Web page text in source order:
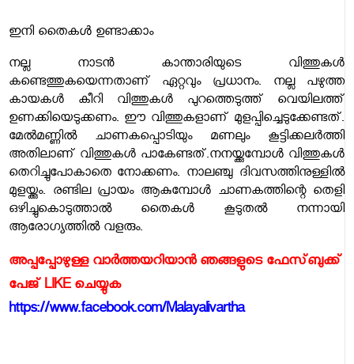
ഇനി തൈകൾ ഉണ്ടാക്കാം
നല്ല നാടന്‍ കാന്താരിയുടെ വിത്തുകള്‍
കണ്ടെത്തുകയെന്നതാണ് ഏറ്റവും പ്രധാനം. നല്ല പഴുത്ത
കായകള്‍ കീറി വിത്തുകള്‍ പുറത്തെടുത്ത് വെയിലത്ത്
ഉണക്കിയെടുക്കണം. ഈ വിത്തുകളാണ് മുളപ്പിച്ചെടുക്കേണ്ടത്.
മേൽമണ്ണിൽ ചാണകപ്പൊടിയും മണലും കൂട്ടിക്കലര്‍ത്തി
അതിലാണ് വിത്തുകള്‍ പാകേണ്ടത്.നനയ്ക്കുമ്പോൾ വിത്തുകൾ
തെറിച്ചുപോകാതെ നോക്കണം. നാലഞ്ചു ദിവസത്തിനുള്ളില്‍
മുളയ്ക്കും. രണ്ടില പ്രായം ആകുമ്പോൾ ചാണകത്തിന്റെ തെളി
ഒഴിച്ചുകൊടുത്താൽ തൈകൾ കൂടുതൽ നന്നായി
ആരോഗ്യത്തിൽ വളരും.
അപ്പപ്പോഴുള്ള വാര്‍ത്തയറിയാന്‍ ഞങ്ങളുടെ ഫേസ്‌ബുക്ക്‌
പേജ് LIKE ചെയ്യുക
https://www.facebook.com/Malayalivartha